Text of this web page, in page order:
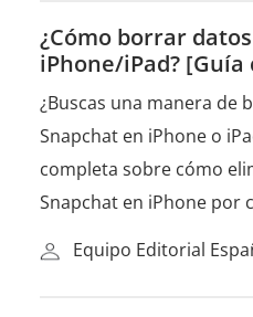
¿Cómo borrar
iPhone/iPad?
¿Buscas una manera de
Snapchat en iPhone o
completa sobre cómo
Snapchat en iPhone por
Equipo Editorial